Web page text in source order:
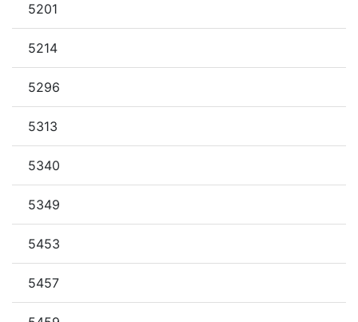
5201
5214
5296
5313
5340
5349
5453
5457